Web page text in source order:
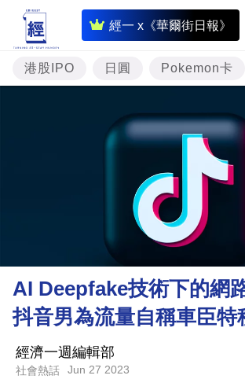
經一 x《華爾街日報》
即
時
財
經
題
市
理
財
商
業
科
港股IPO 日圓 Pokemon卡
AI Deepfake技術下的網
抖音男為流量自稱車臣特
經濟一週編輯部
社會熱話 Jun 27 2023